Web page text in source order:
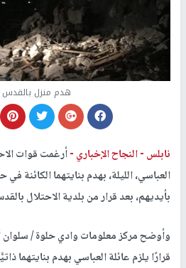
هدم منزل بالقدس
نابلس -النجاح الإخباري -أرغمت قوات
العباسي، الليلة، بهدم بنايتهما الكائنة
بأيديهم، بعد قرار من بلدية الاحتلال
وأوضح مركز معلومات وادي حلوة / سلوان
قرارًا يلزم عائلة العباسي بهدم بنايتهما